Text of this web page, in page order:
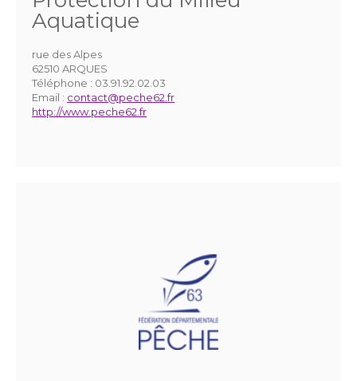
Aquatique
rue des Alpes
62510 ARQUES
Téléphone : 03.91.92.02.03
Email : contact@peche62.fr
http://www.peche62.fr